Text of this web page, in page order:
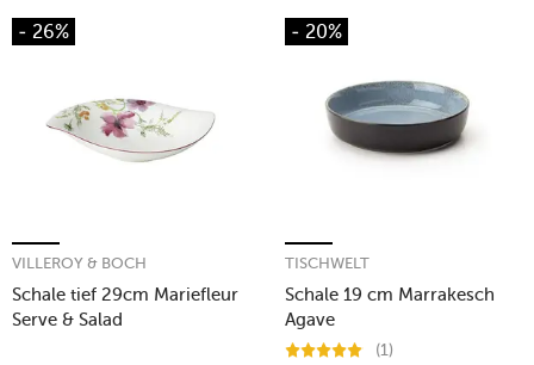
- 26%
Schale tief 29cm Mariefleur
Serve & Salad
VILLEROY & BOCH
- 20%
Schale 19 cm Marrakesch
Agave
TISCHWELT
(1)